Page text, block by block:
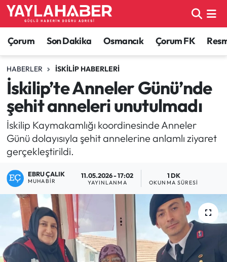
Çorum Son Dakika Osmancık Çorum FK
HABERLER İSKILIP HABERLERI
İskilip’te Anneler Günü’nde
şehit anneleri unutulmadı
İskilip Kaymakamlığı koordinesinde Anneler
Günü dolayısıyla şehit annelerine anlamlı ziyaret
gerçekleştirildi.
EBRU ÇALIK
MUHABIR
11.05.2026 - 17:02
YAYINLANMA
1 DK
OKUNMA SÜRESI
Alaca Haberleri
Bayat Haberleri
Bilgi - Keşfet Haberleri
Bilim ve Teknoloji
Boğazkale Haberleri
Çorum Son Dakika Haberleri
Dodurga Haberleri
Eğitim
Çorum Nöbetçi Eczaneler
Çorum Hava Durumu
Çorum Namaz Vakitleri
Çorum Trafik Yoğunluk Haritası
TFF 1.Lig Puan Durumu ve Fikstür
Son Dakika Haberleri
Haber Arşivi